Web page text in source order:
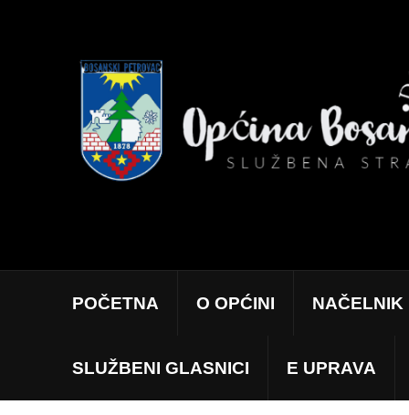
POČETNA O OPĆINI NAČELNIK
SLUŽBENI GLASNICI E UPRAVA